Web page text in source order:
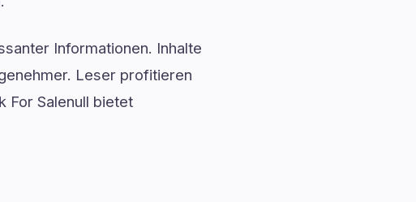
Informationen. Inhalte
Leser profitieren
For Salenull bietet